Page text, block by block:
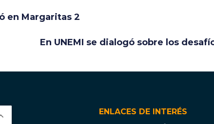
en Margaritas 2
En UNEMI se dialogó sobre los
ENLACES DE INTERÉS